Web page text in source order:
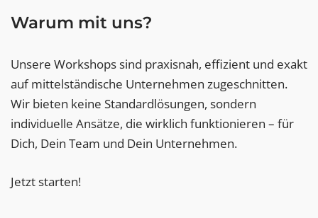
Warum mit uns?
Unsere Workshops sind praxisnah, effizient und exakt
auf mittelständische Unternehmen zugeschnitten.
Wir bieten keine Standardlösungen, sondern
individuelle Ansätze, die wirklich funktionieren – für
Dich, Dein Team und Dein Unternehmen.
Jetzt starten!